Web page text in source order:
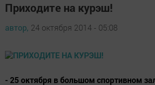
Приходите на курэш!
автор, 24 октября 2014 - 05:08
- 25 октября в большом спортивном